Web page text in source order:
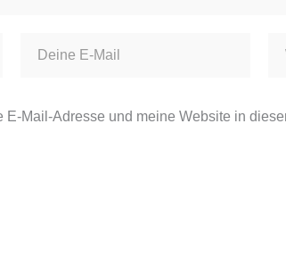
Mail-Adresse und meine Website in